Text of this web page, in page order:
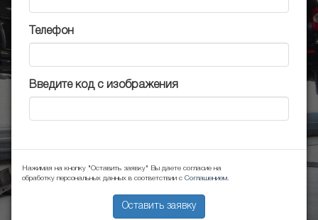
Телефон
Введите код с изображения
Нажимая на кнопку "Оставить заявку" Вы даете согласие на
обработку персональных данных в соответствии с Соглашением.
Оставить заявку